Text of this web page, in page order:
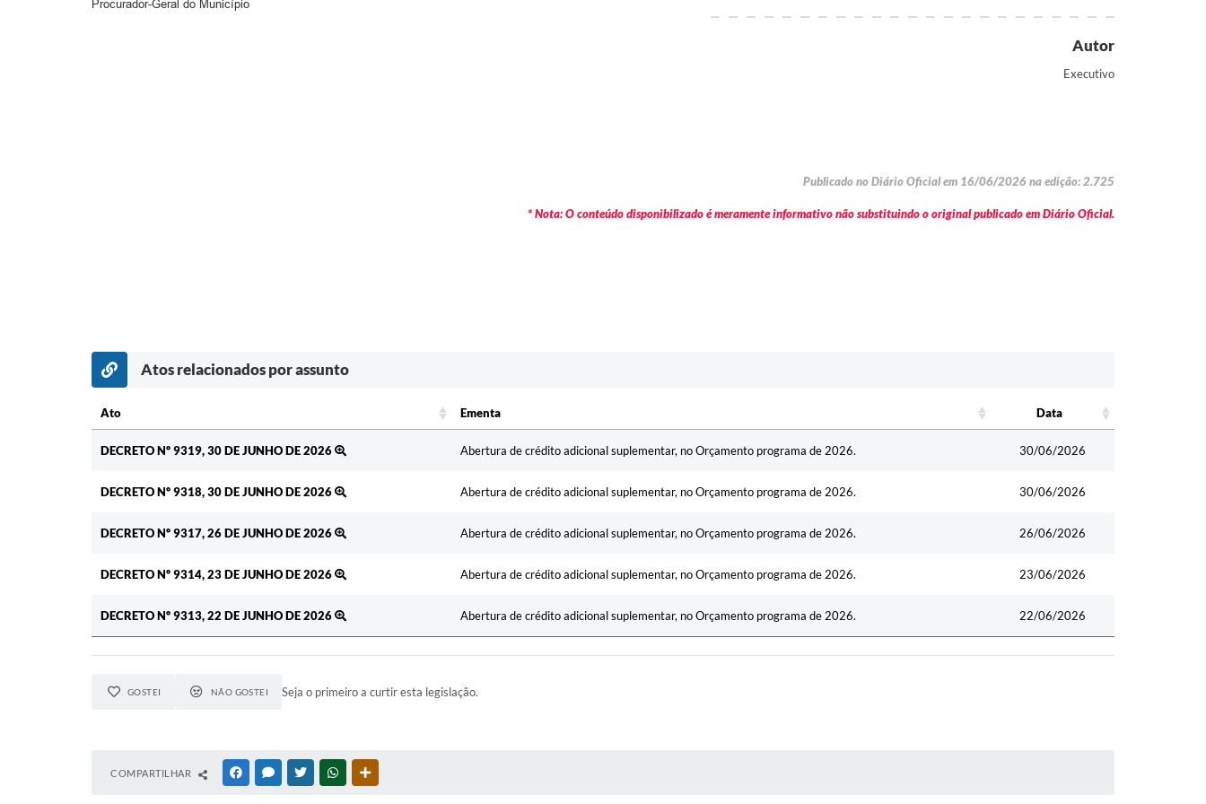
Procurador-Geral do Município
Autor
Executivo
Publicado no Diário Oficial em 16/06/2026 na edição: 2.725
* Nota: O conteúdo disponibilizado é meramente informativo não substituindo o original publicado em Diário Oficial.
Atos relacionados por assunto
Ato Ementa
Data
DECRETO Nº 9319, 30 DE JUNHO DE 2026
Abertura de crédito adicional suplementar, no Orçamento programa de 2026. 30/06/2026
DECRETO Nº 9318, 30 DE JUNHO DE 2026 Abertura de crédito adicional suplementar, no Orçamento programa de 2026. 30/06/2026
DECRETO Nº 9317, 26 DE JUNHO DE 2026 Abertura de crédito adicional suplementar, no Orçamento programa de 2026. 26/06/2026
DECRETO Nº 9314, 23 DE JUNHO DE 2026 Abertura de crédito adicional suplementar, no Orçamento programa de 2026. 23/06/2026
DECRETO Nº 9313, 22 DE JUNHO DE 2026 Abertura de crédito adicional suplementar, no Orçamento programa de 2026. 22/06/2026
GOSTEI NÃO GOSTEI Seja o primeiro a curtir esta legislação.
COMPARTILHAR FACEBOOKMESSENGER
TWITTERWHATSAPP